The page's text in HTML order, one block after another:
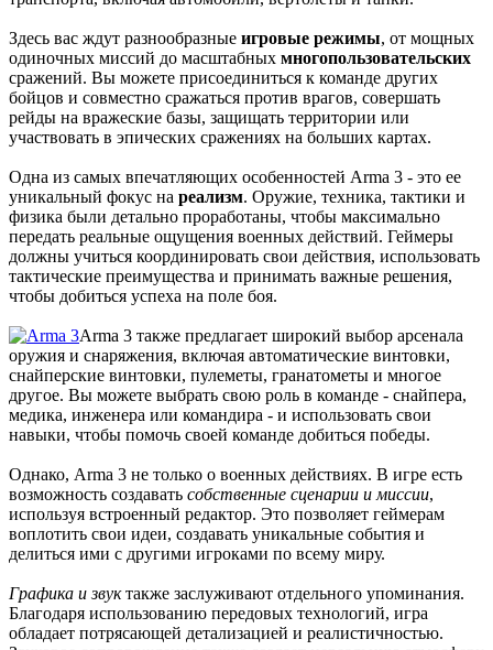
Здесь вас ждут разнообразные игровые режимы, от мощных
одиночных миссий до масштабных многопользовательских
сражений. Вы можете присоединиться к команде других
бойцов и совместно сражаться против врагов, совершать
рейды на вражеские базы, защищать территории или
участвовать в эпических сражениях на больших картах.
Одна из самых впечатляющих особенностей Arma 3 - это ее
уникальный фокус на реализм. Оружие, техника, тактики и
физика были детально проработаны, чтобы максимально
передать реальные ощущения военных действий. Геймеры
должны учиться координировать свои действия, использовать
тактические преимущества и принимать важные решения,
чтобы добиться успеха на поле боя.
Arma 3 также предлагает широкий выбор арсенала
оружия и снаряжения, включая автоматические винтовки,
снайперские винтовки, пулеметы, гранатометы и многое
другое. Вы можете выбрать свою роль в команде - снайпера,
медика, инженера или командира - и использовать свои
навыки, чтобы помочь своей команде добиться победы.
Однако, Arma 3 не только о военных действиях. В игре есть
возможность создавать собственные сценарии и миссии,
используя встроенный редактор. Это позволяет геймерам
воплотить свои идеи, создавать уникальные события и
делиться ими с другими игроками по всему миру.
Графика и звуктакже заслуживают отдельного упоминания.
Благодаря использованию передовых технологий, игра
обладает потрясающей детализацией и реалистичностью.